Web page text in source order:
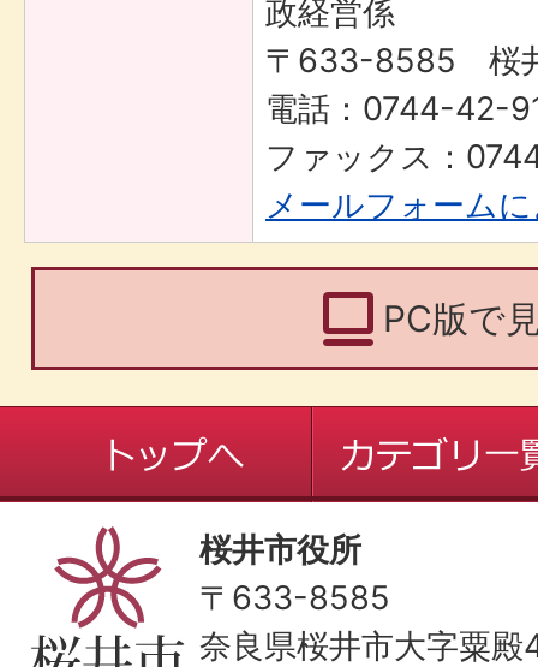
政経営係
〒633-8585 桜
電話：0744-42-
ファックス：
メールフォーム
PC版で
桜井市役所
〒633-8585
奈良県桜井市大字粟